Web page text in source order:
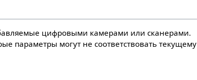
цифровыми камерами или сканерами.
параметры могут не соответствовать текущему